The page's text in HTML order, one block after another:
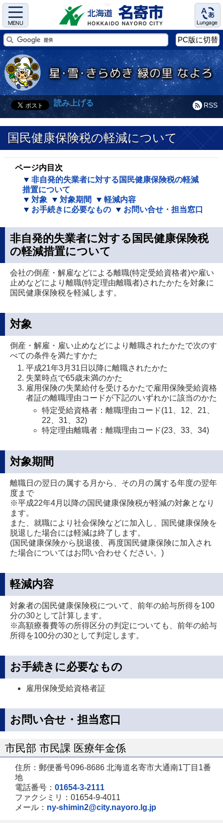
Menu Language
PC版に切替
RSS
読み上げる
国民健康保険税の軽減について
ページ内目次
非自発的失業者に対する国民健康保険税の軽減
措置について
対象
対象期間
軽減内容
お手続きに必要なもの
お問い合せ・担当窓口
非自発的失業者に対する国民健康保険税
の軽減措置について
会社の倒産・解雇などによる離職(特定受給資格者)や雇い
止めなどにより離職(特定理由離職者)されたかたを対象に
国民健康保険税を軽減します。
対象
倒産・解雇・雇い止めなどにより離職されたかたで次のす
べての条件を満たすかた
平成21年3月31日以降に離職されたかた
失業時点で65歳未満のかた
雇用保険の失業給付を受けるかたで雇用保険受給資格
者証の離職理由コードが下記のいずれかに該当のかた
特定受給資格者：離職理由コード(11、12、21、
22、31、32)
特定理由離職者：離職理由コード(23、33、34)
対象期間
離職日の翌日の属する月から、その月の属する年度の翌年
度まで
※平成22年4月以降の国民健康保険税が軽減の対象となり
ます。
また、就職により社会保険などに加入し、国民健康保険を
脱退した場合には軽減は終了します。
(国民健康保険から脱退後、再度国民健康保険に加入され
た場合についてはお問い合わせください。)
軽減内容
対象者の国民健康保険税について、前年の給与所得を100
分の30として計算します。
※高額療養費等の所得区分の判定についても、前年の給与
所得を100分の30として判定します。
お手続きに必要なもの
雇用保険受給資格者証
お問い合せ・担当窓口
市民部 市民課 医療年金係
住所：郵便番号096-8686 北海道名寄市大通南1丁目1番
地
電話番号： 01654-3-2111
ファクシミリ：01654-9-4011
メール： ny-shimin2@city.nayoro.lg.jp